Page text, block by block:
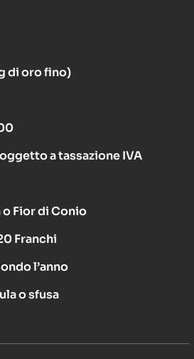
di oro fino)
a tassazione IVA
Fior di Conio
Franchi
l’anno
o sfusa